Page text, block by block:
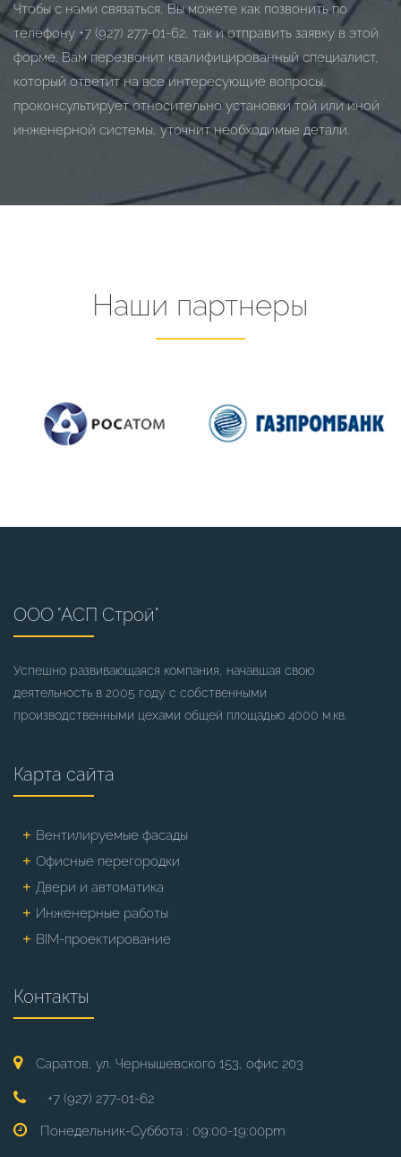
Чтобы с нами связаться, Вы можете как позвонить по
телефону +7 (927) 277-01-62, так и отправить заявку в этой
форме. Вам перезвонит квалифицированный специалист,
который ответит на все интересующие вопросы,
проконсультирует относительно установки той или иной
инженерной системы, уточнит необходимые детали.
Наши партнеры
ООО "АСП Строй"
Успешно развивающаяся компания, начавшая свою
деятельность в 2005 году с собственными
производственными цехами общей площадью 4000 м.кв.
Карта сайта
Вентилируемые фасады
Офисные перегородки
Двери и автоматика
Инженерные работы
BIM-проектирование
Контакты
Саратов, ул. Чернышевского 153, офис 203
+7 (927) 277-01-62
Понедельник-Суббота : 09:00-19:00pm